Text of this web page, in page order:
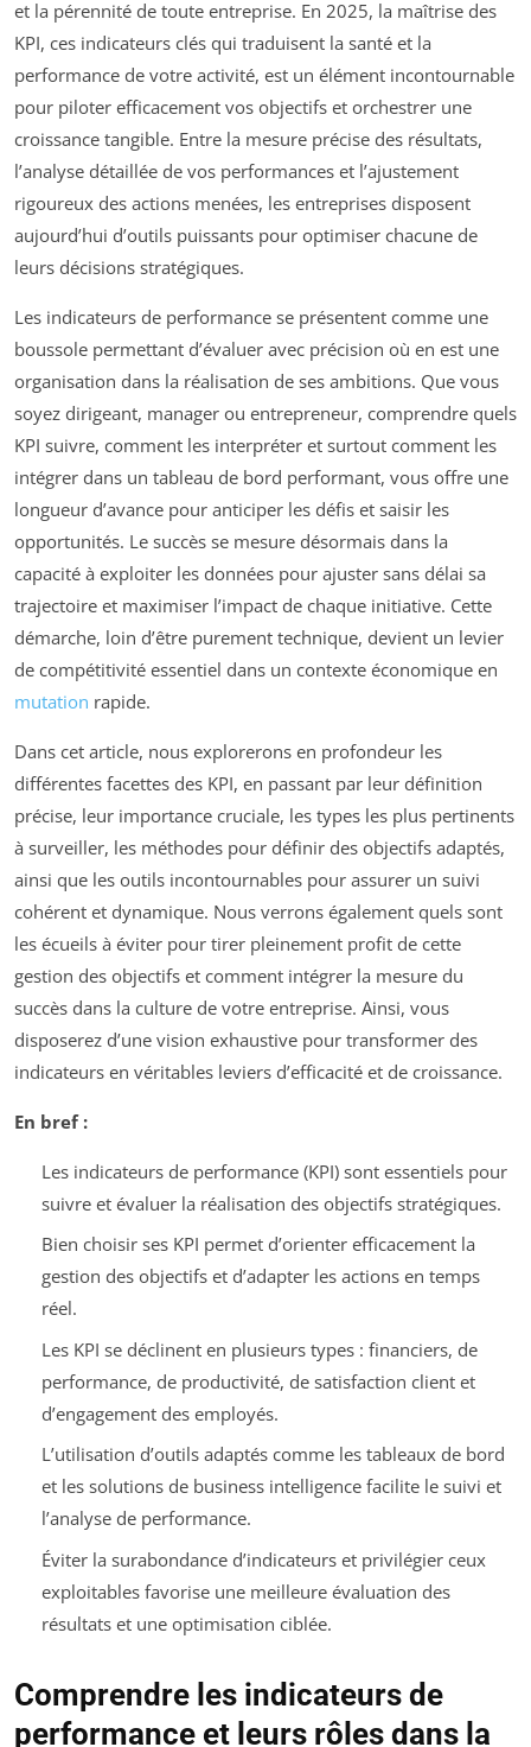
et la pérennité de toute entreprise. En 2025, la maîtrise des
KPI, ces indicateurs clés qui traduisent la santé et la
performance de votre activité, est un élément incontournable
pour piloter efficacement vos objectifs et orchestrer une
croissance tangible. Entre la mesure précise des résultats,
l’analyse détaillée de vos performances et l’ajustement
rigoureux des actions menées, les entreprises disposent
aujourd’hui d’outils puissants pour optimiser chacune de
leurs décisions stratégiques.
Les indicateurs de performance se présentent comme une
boussole permettant d’évaluer avec précision où en est une
organisation dans la réalisation de ses ambitions. Que vous
soyez dirigeant, manager ou entrepreneur, comprendre quels
KPI suivre, comment les interpréter et surtout comment les
intégrer dans un tableau de bord performant, vous offre une
longueur d’avance pour anticiper les défis et saisir les
opportunités. Le succès se mesure désormais dans la
capacité à exploiter les données pour ajuster sans délai sa
trajectoire et maximiser l’impact de chaque initiative. Cette
démarche, loin d’être purement technique, devient un levier
de compétitivité essentiel dans un contexte économique en
mutation rapide.
Dans cet article, nous explorerons en profondeur les
différentes facettes des KPI, en passant par leur définition
précise, leur importance cruciale, les types les plus pertinents
à surveiller, les méthodes pour définir des objectifs adaptés,
ainsi que les outils incontournables pour assurer un suivi
cohérent et dynamique. Nous verrons également quels sont
les écueils à éviter pour tirer pleinement profit de cette
gestion des objectifs et comment intégrer la mesure du
succès dans la culture de votre entreprise. Ainsi, vous
disposerez d’une vision exhaustive pour transformer des
indicateurs en véritables leviers d’efficacité et de croissance.
En bref :
Les indicateurs de performance (KPI) sont essentiels pour
suivre et évaluer la réalisation des objectifs stratégiques.
Bien choisir ses KPI permet d’orienter efficacement la
gestion des objectifs et d’adapter les actions en temps
réel.
Les KPI se déclinent en plusieurs types : financiers, de
performance, de productivité, de satisfaction client et
d’engagement des employés.
L’utilisation d’outils adaptés comme les tableaux de bord
et les solutions de business intelligence facilite le suivi et
l’analyse de performance.
Éviter la surabondance d’indicateurs et privilégier ceux
exploitables favorise une meilleure évaluation des
résultats et une optimisation ciblée.
Comprendre les indicateurs de
performance et leurs rôles dans la